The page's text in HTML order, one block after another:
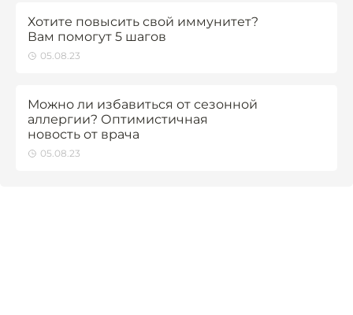
Хотите повысить свой иммунитет?
Вам помогут 5 шагов
05.08.23
Можно ли избавиться от сезонной
аллергии? Оптимистичная
новость от врача
05.08.23